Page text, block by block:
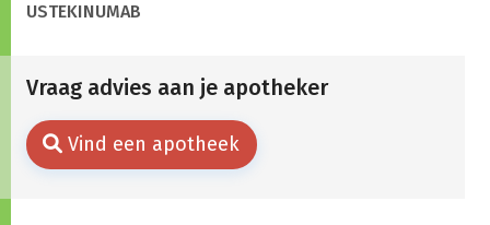
USTEKINUMAB
Vraag advies aan je apotheker
Vind een apotheek